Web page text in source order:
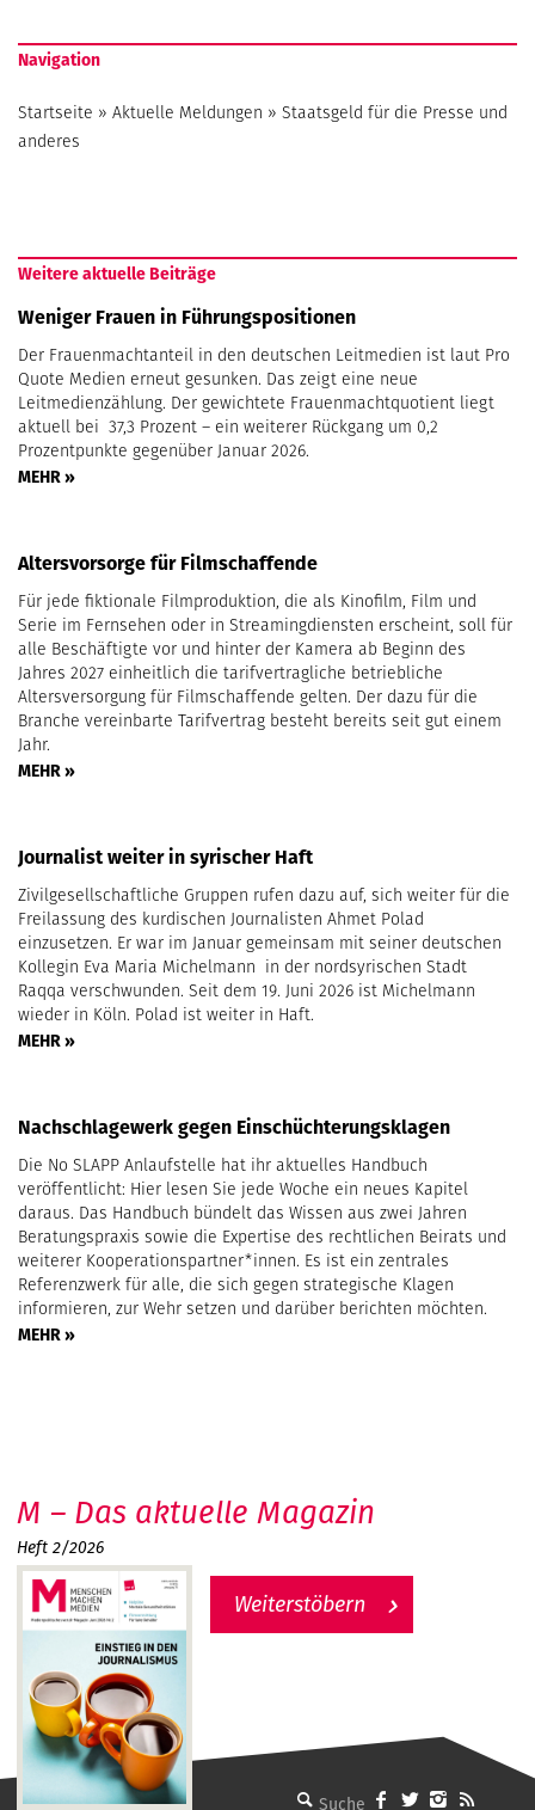
Navigation
Startseite » Aktuelle Meldungen » Staatsgeld für die Presse und
anderes
Weitere aktuelle Beiträge
Weniger Frauen in Führungspositionen
Der Frauenmachtanteil in den deutschen Leitmedien ist laut Pro
Quote Medien erneut gesunken. Das zeigt eine neue
Leitmedienzählung. Der gewichtete Frauenmachtquotient liegt
aktuell bei 37,3 Prozent – ein weiterer Rückgang um 0,2
Prozentpunkte gegenüber Januar 2026.
MEHR »
Altersvorsorge für Filmschaffende
Für jede fiktionale Filmproduktion, die als Kinofilm, Film und
Serie im Fernsehen oder in Streamingdiensten erscheint, soll für
alle Beschäftigte vor und hinter der Kamera ab Beginn des
Jahres 2027 einheitlich die tarifvertragliche betriebliche
Altersversorgung für Filmschaffende gelten. Der dazu für die
Branche vereinbarte Tarifvertrag besteht bereits seit gut einem
Jahr.
MEHR »
Journalist weiter in syrischer Haft
Zivilgesellschaftliche Gruppen rufen dazu auf, sich weiter für die
Freilassung des kurdischen Journalisten Ahmet Polad
einzusetzen. Er war im Januar gemeinsam mit seiner deutschen
Kollegin Eva Maria Michelmann in der nordsyrischen Stadt
Raqqa verschwunden. Seit dem 19. Juni 2026 ist Michelmann
wieder in Köln. Polad ist weiter in Haft.
MEHR »
Nachschlagewerk gegen Einschüchterungsklagen
Die No SLAPP Anlaufstelle hat ihr aktuelles Handbuch
veröffentlicht: Hier lesen Sie jede Woche ein neues Kapitel
daraus. Das Handbuch bündelt das Wissen aus zwei Jahren
Beratungspraxis sowie die Expertise des rechtlichen Beirats und
weiterer Kooperationspartner*innen. Es ist ein zentrales
Referenzwerk für alle, die sich gegen strategische Klagen
informieren, zur Wehr setzen und darüber berichten möchten.
MEHR »
MMM - Menschen machen Medien
M – Das aktuelle Magazin
Heft 2/2026
Weiterstöbern